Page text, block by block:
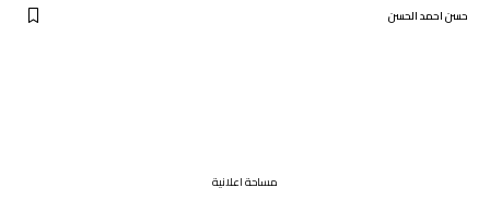
حسن احمد الحسن
مساحة اعلانية